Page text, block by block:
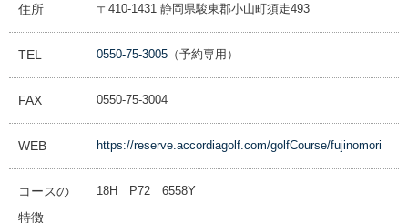
住所 〒410-1431 静岡県駿東郡小山町須走493
TEL 0550-75-3005 （予約専用）
FAX 0550-75-3004
WEB https://reserve.accordiagolf.com/golfCourse/fujinomori
コースの
特徴
18H P72 6558Y